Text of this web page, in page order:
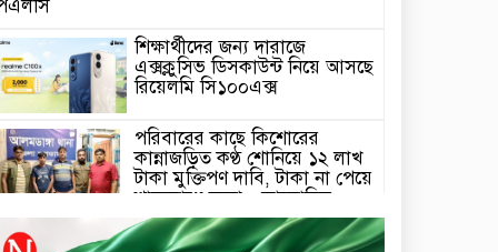
শিক্ষার্থীদের জন্য দারাজে
এক্সক্লুসিভ ডিসকাউন্ট নিয়ে আসছে
রিয়েলমি সি১০০এক্স
পরিবারের কাছে কিশোরের
কান্নাজড়িত কণ্ঠ শোনিয়ে ১২ লাখ
টাকা মুক্তিপণ দাবি, টাকা না পেয়ে
শ্বাসরোধে হত্যা—আলোচিত
রাফিজ হত্যা মামলার অন্যতম
গাজীপুর থেকে গ্রেফতার